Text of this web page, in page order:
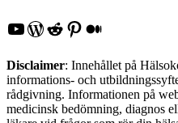
YouTube
WordPress
Reddit
Pinterest
Medium
Disclaimer: Innehållet på
informations- och
rådgivning. Informationen på
medicinsk bedömning, diagnos